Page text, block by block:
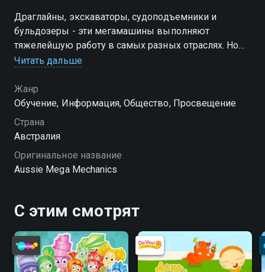
Драглайны, экскаваторы, судоподъемники и
бульдозеры - эти мегамашины выполняют
тяжелейшую работу в самых разных отраслях. Но
порой что-то выходит из строя, и на помощь
Посмотреть онлайн 2 сезон сериала Короли
мегаремонта вы можете совершенно бесплатно в
хорошем HD качестве на Смотрёшке
Читать дальше
Жанр
Обучение, Информация, Общество, Просвещение
Страна
Австралия
Оригинальное название
Aussie Mega Mechanics
С этим смотрят